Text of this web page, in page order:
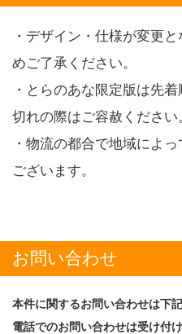
・デザイン・仕様が変更
めご了承ください。
・とらのあな限定版は先
切れの際はご容赦ください
・物流の都合で地域によ
ございます。
お問い合わせ
本件に関するお問い合わせは下
電話でのお問い合わせは受け付